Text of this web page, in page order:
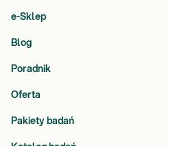
e-Sklep
Blog
Poradnik
Oferta
Pakiety badań